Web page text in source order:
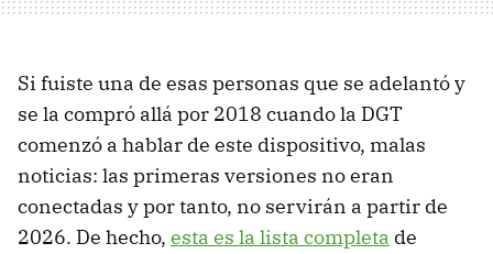
Si fuiste una de esas personas que se adelantó y
se la compró allá por 2018 cuando la DGT
comenzó a hablar de este dispositivo, malas
noticias: las primeras versiones no eran
conectadas y por tanto, no servirán a partir de
2026. De hecho, esta es la lista completa de